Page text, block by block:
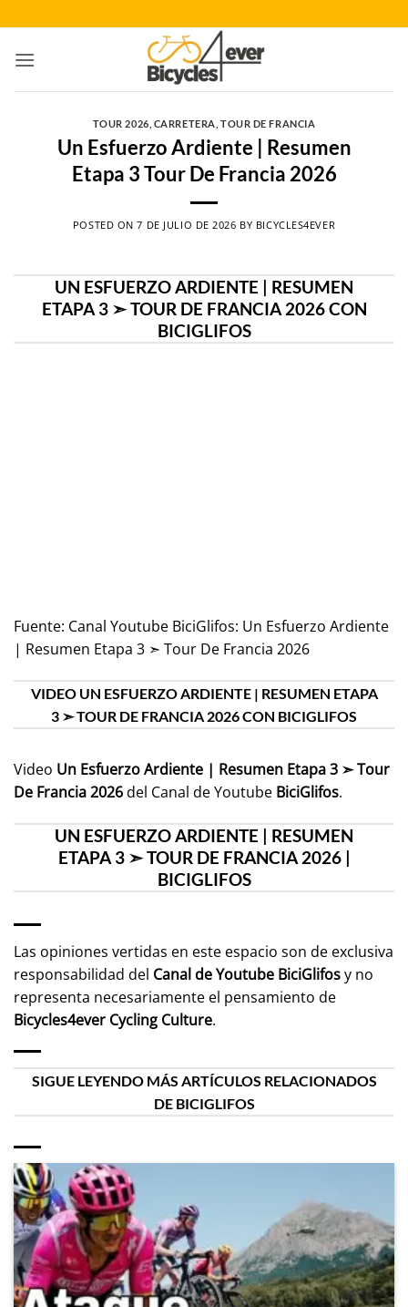
al
contenido
TOUR 2026 CARRETERA TOUR DE FRANCIA
Un Esfuerzo Ardiente | Resumen
Etapa 3 Tour De Francia 2026
POSTED ON7 DE JULIO DE 2026 BY BICYCLES4EVER
UN ESFUERZO ARDIENTE | RESUMEN
ETAPA 3 ➣ TOUR DE FRANCIA 2026 CON
BICIGLIFOS
Fuente: Canal Youtube BiciGlifos: Un Esfuerzo Ardiente
| Resumen Etapa 3 ➣ Tour De Francia 2026
VIDEO UN ESFUERZO ARDIENTE | RESUMEN ETAPA
3 ➣ TOUR DE FRANCIA 2026 CON BICIGLIFOS
Video Un Esfuerzo Ardiente | Resumen Etapa 3 ➣ Tour
De Francia 2026del Canal de Youtube BiciGlifos.
UN ESFUERZO ARDIENTE | RESUMEN
ETAPA 3 ➣ TOUR DE FRANCIA 2026 |
BICIGLIFOS
Las opiniones vertidas en este espacio son de exclusiva
responsabilidad del Canal de Youtube BiciGlifosy no
representa necesariamente el pensamiento de
Bicycles4ever Cycling Culture.
SIGUE LEYENDO MÁS ARTÍCULOS RELACIONADOS
DE BICIGLIFOS